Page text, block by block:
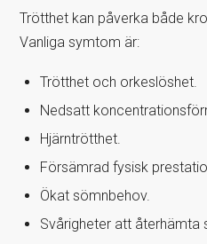
Trötthet kan påverka både
Vanliga symtom är:
Trötthet och orkeslöshet.
Nedsatt
Hjärntrötthet.
Försämrad fysisk
Ökat sömnbehov.
Svårigheter att återhämta